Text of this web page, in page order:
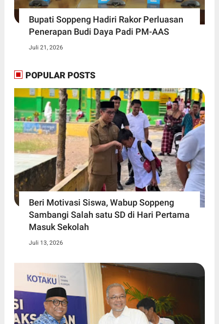
Bupati Soppeng Hadiri Rakor Perluasan
Penerapan Budi Daya Padi PM-AAS
Juli 21, 2026
POPULAR POSTS
Beri Motivasi Siswa, Wabup Soppeng
Sambangi Salah satu SD di Hari Pertama
Masuk Sekolah
Juli 13, 2026